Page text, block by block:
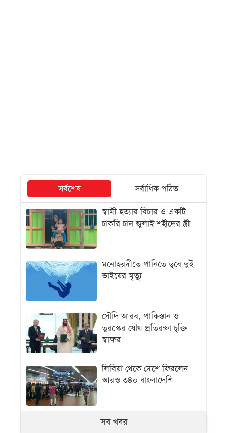
সর্বশেষ
সর্বাধিক পঠিত
স্বামী হত্যার বিচার ও একটি
চাকরি চান জুলাই শহীদের স্ত্রী
মনোহরদীতে পানিতে ডুবে দুই
ভাইয়ের মৃত্যু
সৌদি আরব, পাকিস্তান ও
তুরস্কের যৌথ প্রতিরক্ষা চুক্তি
স্বাক্ষর
লিবিয়া থেকে দেশে ফিরলেন
আরও ৩৪০ বাংলাদেশি
সব খবর